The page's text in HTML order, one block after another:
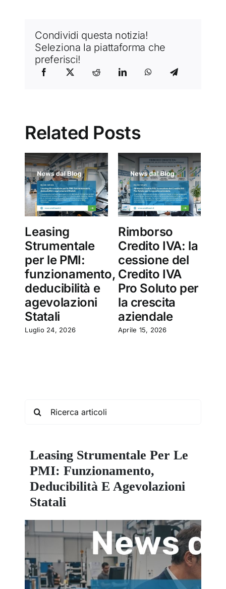
Condividi questa notizia!
Seleziona la piattaforma che
preferisci!
Related Posts
Leasing
Strumentale
per le PMI:
funzionamento,
deducibilità e
agevolazioni
Statali
Luglio 24, 2026
Rimborso
Credito IVA: la
cessione del
Credito IVA
Pro Soluto per
la crescita
aziendale
Aprile 15, 2026
Leasing Strumentale Per Le
PMI: Funzionamento,
Deducibilità E Agevolazioni
Statali